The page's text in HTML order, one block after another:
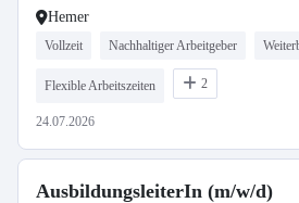
Hemer
Vollzeit Nachhaltiger Arbeitgeber
Flexible Arbeitszeiten 2
24.07.2026
AusbildungsleiterIn (m/w/d)